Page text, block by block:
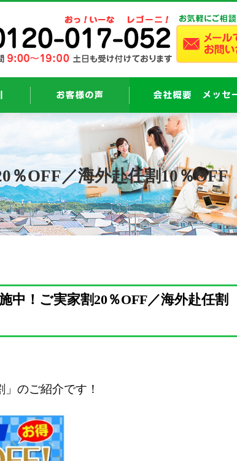
％OFF／海外赴任割10％OFF
中！ご実家割20％OFF／海外赴任割
のご紹介です！